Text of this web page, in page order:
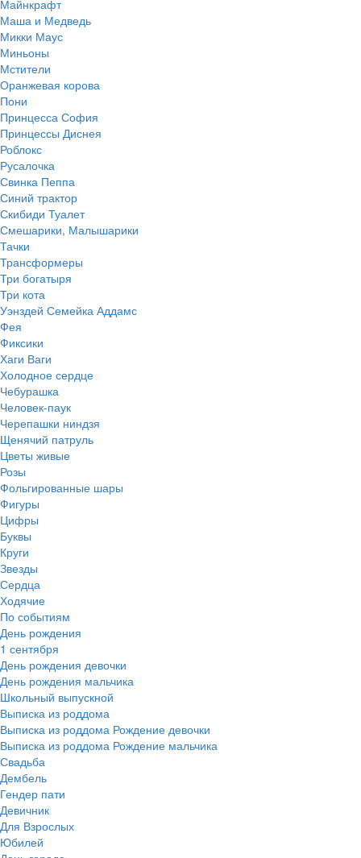
Майнкрафт
Маша и Медведь
Микки Маус
Миньоны
Мстители
Оранжевая корова
Пони
Принцесса София
Принцессы Диснея
Роблокс
Русалочка
Свинка Пеппа
Синий трактор
Скибиди Туалет
Смешарики, Малышарики
Тачки
Трансформеры
Три богатыря
Три кота
Уэнздей Семейка Аддамс
Фея
Фиксики
Хаги Ваги
Холодное сердце
Чебурашка
Человек-паук
Черепашки ниндзя
Щенячий патруль
Цветы живые
Розы
Фольгированные шары
Фигуры
Цифры
Буквы
Круги
Звезды
Сердца
Ходячие
По событиям
День рождения
1 сентября
День рождения девочки
День рождения мальчика
Школьный выпускной
Выписка из роддома
Выписка из роддома Рождение девочки
Выписка из роддома Рождение мальчика
Свадьба
Дембель
Гендер пати
Девичник
Для Взрослых
Юбилей